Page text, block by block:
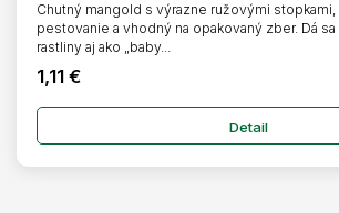
1,11 €
Detail
Chutný mangold s výrazne ružovými stopkami,
pestovanie a vhodný na opakovaný zber. Dá
rastliny aj ako „baby...